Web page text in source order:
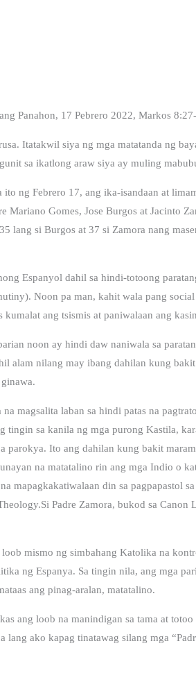
Panahon, 17 Pebrero 2022, Markos
Itatakwil siya ng mga matatanda ng
sa ikatlong araw siya ay muling
ng Febrero 17, ang ika-isandaan at
Gomes, Jose Burgos at Jacinto
lang si Burgos at 37 si Zamora nang
Espanyol dahil sa hindi-totoong
Noon pa man, kahit wala pang
ang tsismis at paniwalaan ang
noon ay hindi daw naniwala sa
alam nilang may ibang dahilan kung
magsalita laban sa hindi patas na
tingin sa kanila ng mga purong Kastila,
parokya. Ito ang dahilan kung bakit
na matatalino rin ang mga Indio o
mapagkakatiwalaan din sa pagpapastol
Padre Zamora, bukod sa Canon
mismo ng simbahang Katolika na
ng Espanya. Sa tingin nila, ang mga
ang pinag-aralan, matatalino.
ang loob na manindigan sa tama at totoo
ako kapag tinatawag silang mga